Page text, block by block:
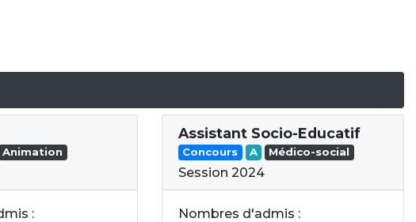
Animation
:
Assistant Socio-Educatif
Concours A Médico-social
Session 2024
Nombres d'admis :